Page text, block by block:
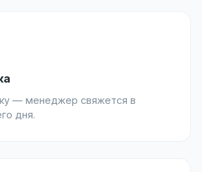
— менеджер свяжется в
дня.